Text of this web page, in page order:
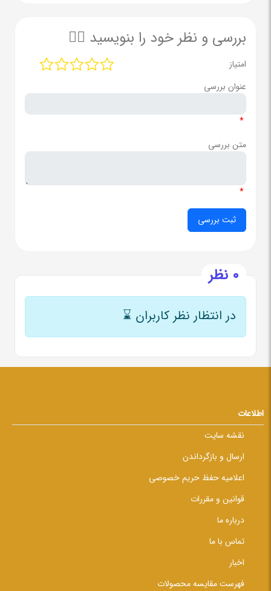
بررسی و نظر خود را بنویسید ✍🏻
امتیاز
عنوان بررسی
*
متن بررسی
*
0 نظر
در انتظار نظر کاربران ⌛
اطلاعات
نقشه سایت
ارسال و بازگرداندن
اعلامیه حفظ حریم خصوصی
قوانین و مقررات
درباره ما
تماس با ما
اخبار
فهرست مقایسه محصولات